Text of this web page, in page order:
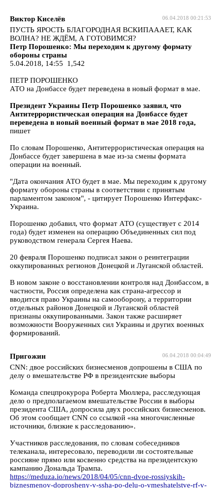
06.04.2018 00:21:53
Виктор Киселёв
ПУСТЬ ЯРОСТЬ БЛАГОРОДНАЯ ВСКИПАААЕТ, КАК
ВОЛНА? НЕ ЖДЁМ, А ГОТОВИМСЯ?
Петр Порошенко: Мы переходим к другому формату
обороны страны
5.04.2018, 14:55 1,542
ПЕТР ПОРОШЕНКО
АТО на Донбассе будет переведена в новый формат в мае.
Президент Украины Петр Порошенко заявил, что
Антитеррористическая операция на Донбассе будет
переведена в новый военный формат в мае 2018 года,
пишет
По словам Порошенко, Антитеррористическая операция на
Донбассе будет завершена в мае из-за смены формата
операции на военный.
"Дата окончания АТО будет в мае. Мы переходим к другому
формату обороны страны в соответствии с принятым
парламентом законом", - цитирует Порошенко Интерфакс-
Украина.
Порошенко добавил, что формат АТО (существует с 2014
года) будет изменен на операцию Объединенных сил под
руководством генерала Сергея Наева.
20 февраля Порошенко подписал закон о реинтеграции
оккупированных регионов Донецкой и Луганской областей.
В новом законе о восстановлении контроля над Донбассом, в
частности, Россия определена как страна-агрессор и
вводится право Украины на самооборону, а территории
отдельных районов Донецкой и Луганской областей
признаны оккупированными. Закон также расширяет
возможности Вооруженных сил Украины и других военных
формирований.
06.04.2018 00:04:49
Пригожин
CNN: двое российских бизнесменов допрошены в США по
делу о вмешательстве РФ в президентские выборы
Команда спецпрокурора Роберта Мюллера, расследующая
дело о предполагаемом вмешательстве России в выборы
президента США, допросила двух российских бизнесменов.
Об этом сообщает CNN со ссылкой «на многочисленные
источники, близкие к расследованию».
Участников расследования, по словам собеседников
телеканала, интересовало, переводили ли состоятельные
россияне прямо или косвенно средства на президентскую
кампанию Дональда Трампа.
https://meduza.io/news/2018/04/05/cnn-dvoe-rossiyskih-
biznesmenov-doprosheny-v-ssha-po-delu-o-vmeshatelstve-rf-v-